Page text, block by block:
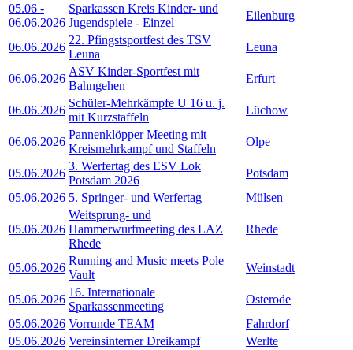
05.06 -
06.06.2026
Sparkassen Kreis Kinder- und
Jugendspiele - Einzel
Eilenburg
06.06.2026
22. Pfingstsportfest des TSV
Leuna
Leuna
06.06.2026
ASV Kinder-Sportfest mit
Bahngehen
Erfurt
06.06.2026
Schüler-Mehrkämpfe U 16 u. j.
mit Kurzstaffeln
Lüchow
06.06.2026
Pannenklöpper Meeting mit
Kreismehrkampf und Staffeln
Olpe
05.06.2026
3. Werfertag des ESV Lok
Potsdam 2026
Potsdam
05.06.2026 5. Springer- und Werfertag Mülsen
05.06.2026
Weitsprung- und
Hammerwurfmeeting des LAZ
Rhede
Rhede
05.06.2026
Running and Music meets Pole
Vault
Weinstadt
05.06.2026
16. Internationale
Sparkassenmeeting
Osterode
05.06.2026 Vorrunde TEAM
Fahrdorf
05.06.2026 Vereinsinterner Dreikampf
Werlte